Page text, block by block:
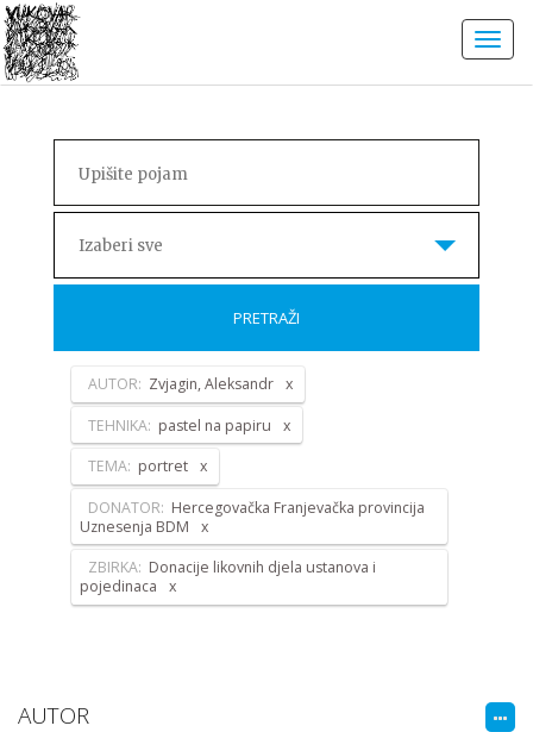
Izaberi sve
PRETRAŽI
AUTOR: Zvjagin, Aleksandr
TEHNIKA: pastel na papiru
TEMA: portret
DONATOR: Hercegovačka Franjevačka provincija
Uznesenja BDM
ZBIRKA: Donacije likovnih djela ustanova i
pojedinaca
AUTOR